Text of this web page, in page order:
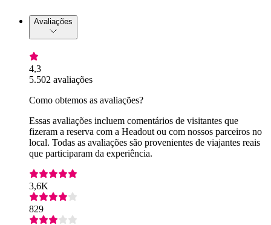
Avaliações
4,3
5.502 avaliações
Como obtemos as avaliações?
Essas avaliações incluem comentários de visitantes que
fizeram a reserva com a Headout ou com nossos parceiros no
local. Todas as avaliações são provenientes de viajantes reais
que participaram da experiência.
3,6K
829